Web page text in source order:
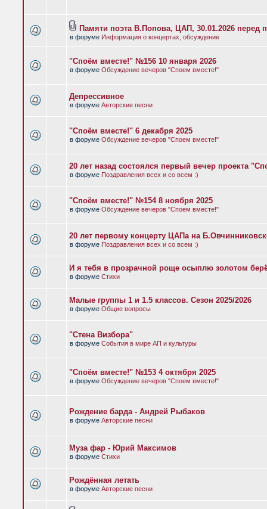
Памяти поэта В.Попова, ЦАП, 30.01.2026 перед
в форуме Информация о концертах, обсуждение
"Споём вместе!" №156 10 января 2026
в форуме Обсуждение вечеров "Споем вместе!"
Депрессивное
в форуме Авторские песни
"Споём вместе!" 6 декабря 2025
в форуме Обсуждение вечеров "Споем вместе!"
20 лет назад состоялся первый вечер проекта
в форуме Поздравления всех и со всем :)
"Споём вместе!" №154 8 ноября 2025
в форуме Обсуждение вечеров "Споем вместе!"
20 лет первому концерту ЦАПа на
в форуме Поздравления всех и со всем :)
И я тебя в прозрачной роще осыплю золотом
в форуме Стихи
Малые группы 1 и 1.5 классов. Сезон 2025/2026
в форуме Общие вопросы
"Стена Визбора"
в форуме События в мире АП и культуры
"Споём вместе!" №153 4 октября 2025
в форуме Обсуждение вечеров "Споем вместе!"
Рождение барда - Андрей Рыбаков
в форуме Авторские песни
Муза фар - Юрий Максимов
в форуме Стихи
Рождённая летать
в форуме Авторские песни